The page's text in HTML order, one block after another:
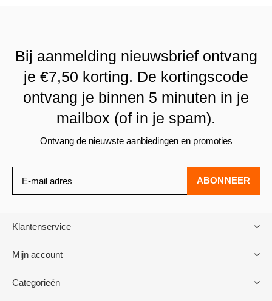
Bij aanmelding nieuwsbrief ontvang
je €7,50 korting. De kortingscode
ontvang je binnen 5 minuten in je
mailbox (of in je spam).
Ontvang de nieuwste aanbiedingen en promoties
ABONNEER
Klantenservice
Mijn account
Categorieën